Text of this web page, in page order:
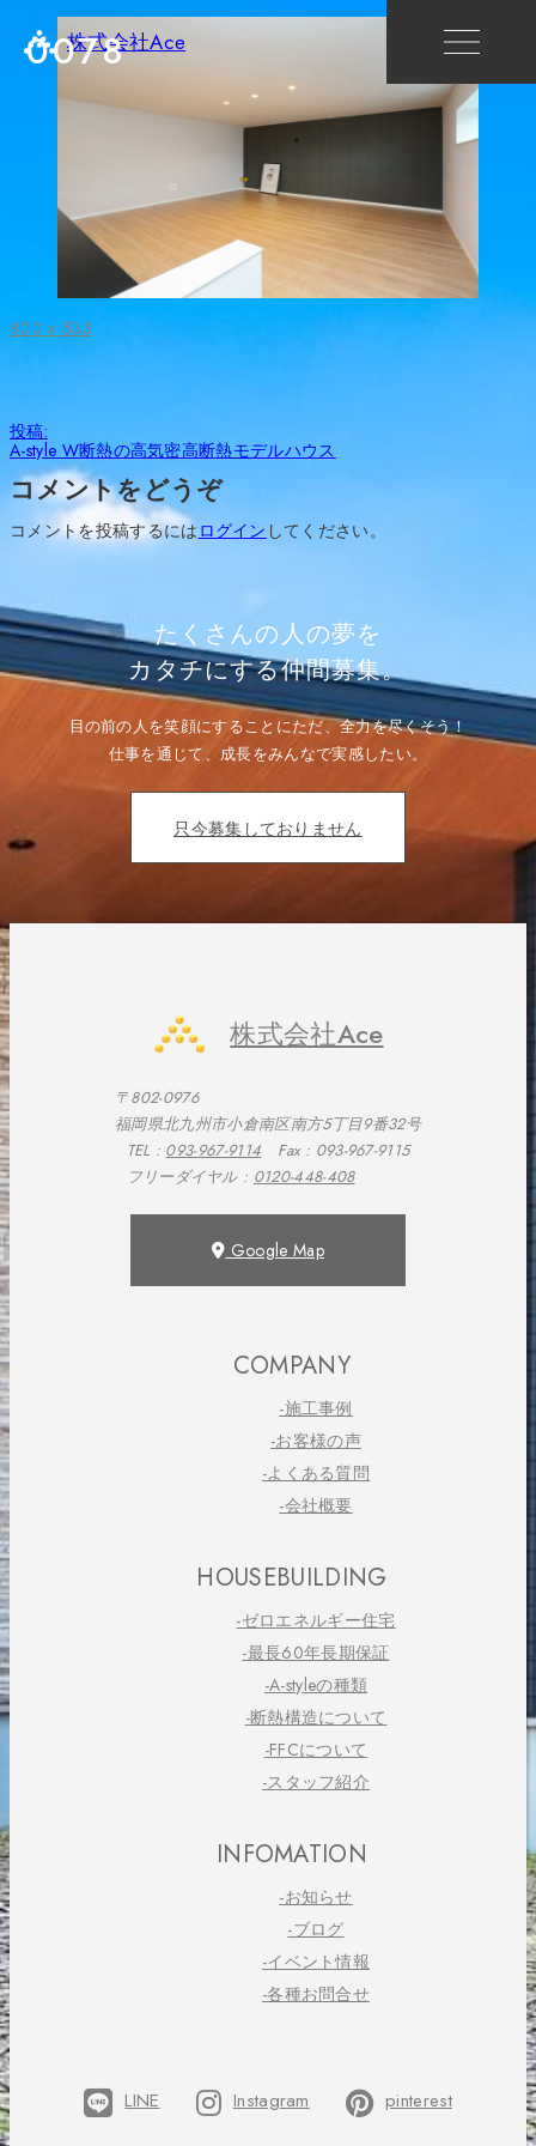
株式会社Ace
0078
フ
800 × 533
投
稿
ナ
ビ
ゲ
ー
シ
投稿:
A-style W断熱の高気密高断熱モデルハウス
コメントをどうぞ
コメントを投稿するには ログイン してください。
たくさんの人の夢を
カタチにする仲間募集。
目の前の人を笑顔にすることにただ、全力を尽くそう！
仕事を通じて、成長をみんなで実感したい。
只今募集しておりません
株式会社Ace
〒802-0976
福岡県北九州市小倉南区南方5丁目9番32号
TEL : 093-967-9114 Fax : 093-967-9115
フリーダイヤル : 0120-448-408
Google Map
COMPANY
-施工事例
-お客様の声
-よくある質問
-会社概要
HOUSEBUILDING
-ゼロエネルギー住宅
-最長60年長期保証
-A-styleの種類
-断熱構造について
-FFCについて
-スタッフ紹介
INFOMATION
-お知らせ
-ブログ
-イベント情報
-各種お問合せ
LINE Instagram pinterest